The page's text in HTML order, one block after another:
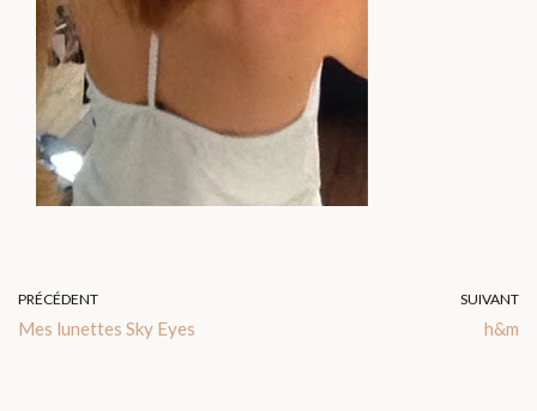
PRÉCÉDENT
Mes lunettes Sky Eyes
SUIVANT
h&m